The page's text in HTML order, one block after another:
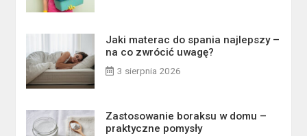
Jaki materac do spania najlepszy –
na co zwrócić uwagę?
3 sierpnia 2026
Zastosowanie boraksu w domu –
praktyczne pomysły